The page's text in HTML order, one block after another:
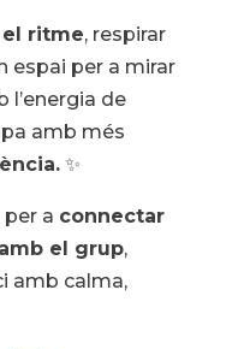
el ritme, respirar
espai per a mirar
l’energia de
amb més
✨
a connectar
el grup,
amb calma,